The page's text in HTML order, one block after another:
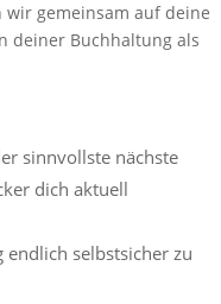
wir gemeinsam auf deine
deiner Buchhaltung als
sinnvollste nächste
dich aktuell
selbstsicher zu